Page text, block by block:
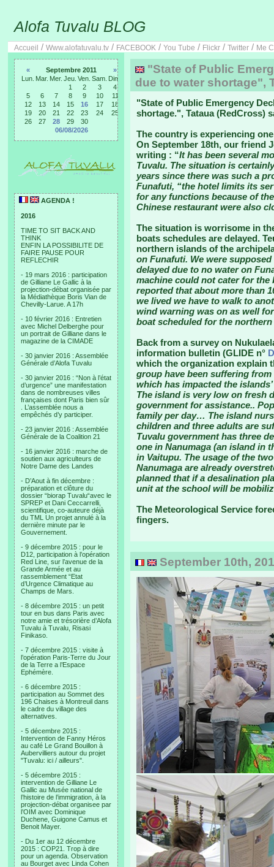
Alofa Tuvalu BLOG
Accueil / Www.alofatuvalu.tv / FACEBOOK / You Tube / Flickr / Twitter / Me
« Septembre 2011
»
Lun. Mar. Mer. Jeu. Ven. Sam. Dim.
1
2 3
4
5
6 7 8 9 10
11
12
13 14 15 16 17
18
19
20 21 22 23 24
25
26
27 28 29
30
06/08/2026
AGENDA !
2016
TIME TO SIT BACK AND
THINK
ENFIN LA POSSIBILITE DE
FAIRE PAUSE POUR
REFLECHIR
- 19 mars 2016 : participation
de Gilliane Le Gallic à la
projection-débat organisée par
la Médiathèque Boris Vian de
Chevilly-Larue. A 17h
- 10 février 2016 : Entretien
avec Michel Delberghe pour
un portrait de Gilliane dans le
magazine de la CIMADE
- 30 janvier 2016 : Assemblée
Générale d’Alofa Tuvalu
- 30 janvier 2016 : “Non à l’état
d’urgence” une manifestation
dans de nombreuses villes
françaises dont Paris bien sûr
. L’assemblée nous a
empêchés d’y participer.
- 23 janvier 2016 : Assemblée
Générale de la Coalition 21
- 16 janvier 2016 : marche de
soutien aux agriculteurs de
Notre Dame des Landes
- D’Aout à fin décembre :
préparation et clôture du
dossier “biorap Tuvalu“avec le
SPREP et Dani Ceccarrelli,
scientifique, co-auteure déjà
du TML Un projet annulé à la
dernière minute par le
Gouvernement.
- 9 décembre 2015 : pour le
D12, participation à l’opération
Red Line, sur l’avenue de la
Grande Armée et au
rassemblement “Etat
d’Urgence Climatique au
Champs de Mars.
- 8 décembre 2015 : un petit
tour en bus dans Paris avec
notre amie et trésorière d’Alofa
Tuvalu à Tuvalu, Risasi
Finikaso.
- 7 décembre 2015 : visite à
l’opération Paris-Terre du Jour
de la Terre a l’Espace
Ephémère.
- 6 décembre 2015 :
participation au Sommet des
196 Chaises à Montreuil dans
le cadre du village des
alternatives.
- 5 décembre 2015 :
Intervention de Fanny Héros
au café Le Grand Bouillon à
Aubervilliers autour du projet
"Tuvalu: ici / ailleurs".
- 5 décembre 2015 :
intervention de Gilliane Le
Gallic au Musée national de
l’histoire de l’immigration, à la
projection-débat organisee par
l’OIM avec Dominique
Duchene, Guigone Camus et
Benoit Mayer.
- Du 1er au 12 décembre
2015 : COP21. Trop à dire
pour un agenda. Observation
au Bourget avec Linda Cohen
"State of Public
due to water shortage",
"State of Public Emergency
shortage.", Tataua (RedCross)
The country is experiencing
On September 18th, our friend
writing : “It has been several
Tuvalu. The situation is
years since there was such a
Funafuti, “the hotel limits its
for any functions because of
Chinese restaurant were also
The situation is worrisome in
boats schedules are delayed.
northern islands of the
on Funafuti. We were
delayed due to no water on
machine could not cater for the
reported that about more than
we lived we have to walk to
wind warning was on as well
boat scheduled for the
Back from a survey on
information bulletin (GLIDE n°
which the organization explain
group have been suffering
which has impacted the
The island is very low on fresh
government for assistance..
family per day… The island
children and three adults are
Tuvalu government has three
one in Nanumaga (an island in
in Vaitupu. The usage of the
Nanumaga are already
planned that if a desalination
unit at the school will be
The Meteorological Service
fingers.
September 10th,